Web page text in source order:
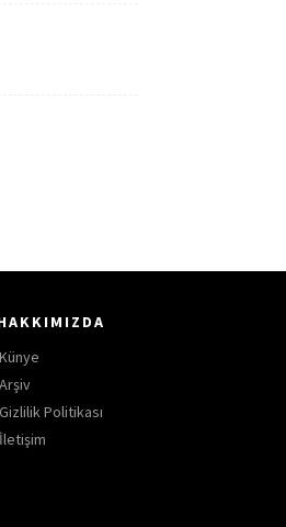
Künye
Arşiv
Gizlilik Politikası
İletişim